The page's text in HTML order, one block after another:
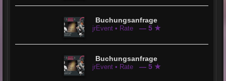
Buchungsanfrage
jrEvent • Rate — 5 ★
Buchungsanfrage
jrEvent • Rate — 5 ★